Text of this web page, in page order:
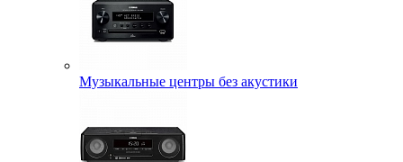
Музыкальные центры без акустики